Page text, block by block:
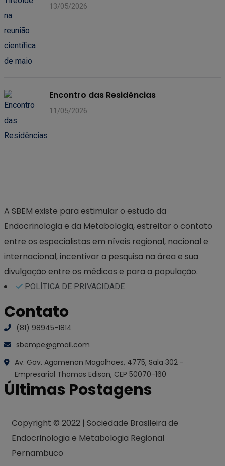
13/05/2026
Encontro das Residências
11/05/2026
A SBEM existe para estimular o estudo da
Endocrinologia e da Metabologia, estreitar o contato
entre os especialistas em níveis regional, nacional e
internacional, incentivar a pesquisa na área e sua
divulgação entre os médicos e para a população.
POLÍTICA DE PRIVACIDADE
Contato
(81) 98945-1814
sbempe@gmail.com
Av. Gov. Agamenon Magalhaes, 4775, Sala 302 -
Empresarial Thomas Edison, CEP 50070-160
Últimas Postagens
Copyright © 2022 | Sociedade Brasileira de
Endocrinologia e Metabologia Regional
Pernambuco